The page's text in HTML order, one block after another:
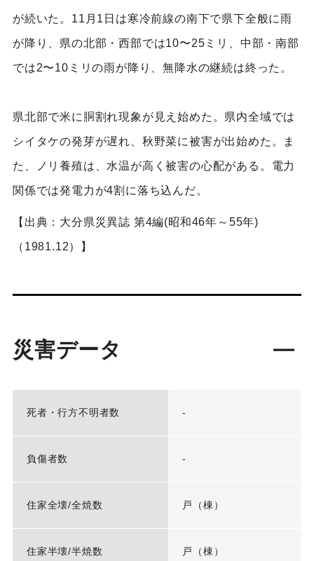
が続いた。11月1日は寒冷前線の南下で県下全般に雨
が降り、県の北部・西部では10〜25ミリ、中部・南部
では2〜10ミリの雨が降り、無降水の継続は終った。
県北部で米に胴割れ現象が見え始めた。県内全域では
シイタケの発芽が遅れ、秋野菜に被害が出始めた。ま
た、ノリ養殖は、水温が高く被害の心配がある。電力
関係では発電力が4割に落ち込んだ。
【出典：大分県災異誌 第4編(昭和46年～55年)
（1981.12）】
災害データ
死者・行方不明者数 -
負傷者数 -
住家全壊/全焼数 戸（棟）
住家半壊/半焼数 戸（棟）